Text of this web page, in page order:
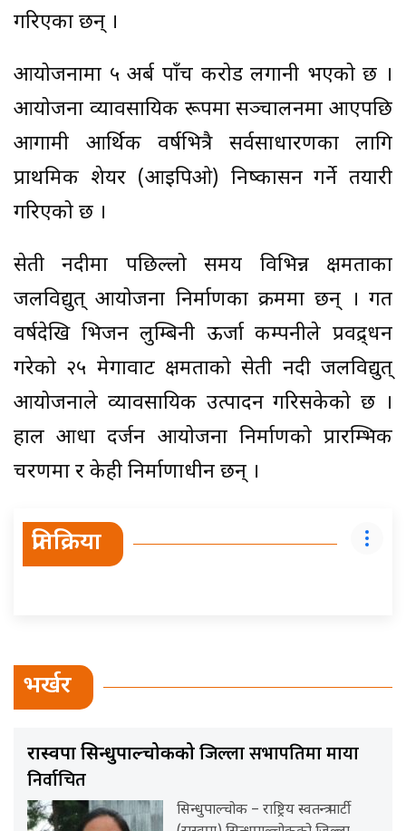
गरिएका छन् ।
आयोजनामा ५ अर्ब पाँच करोड लगानी भएको छ ।
आयोजना व्यावसायिक रूपमा सञ्चालनमा आएपछि
आगामी आर्थिक वर्षभित्रै सर्वसाधारणका लागि
प्राथमिक शेयर (आइपिओ) निष्कासन गर्ने तयारी
गरिएको छ ।
सेती नदीमा पछिल्लो समय विभिन्न क्षमताका
जलविद्युत् आयोजना निर्माणका क्रममा छन् । गत
वर्षदेखि भिजन लुम्बिनी ऊर्जा कम्पनीले प्रवद्र्धन
गरेको २५ मेगावाट क्षमताको सेती नदी जलविद्युत्
आयोजनाले व्यावसायिक उत्पादन गरिसकेको छ ।
हाल आधा दर्जन आयोजना निर्माणको प्रारम्भिक
चरणमा र केही निर्माणाधीन छन् ।
प्रतिक्रिया
भर्खर
रास्वपा सिन्धुपाल्चोककोजिल्ला सभापतिमा माया
निर्वाचित
सिन्धुपाल्चोक – राष्ट्रिय स्वतन्त्र पार्टी